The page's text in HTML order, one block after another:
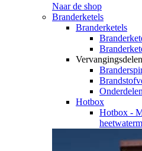
Naar de shop
Branderketels
Branderketels
Hotbox
Hotbox -